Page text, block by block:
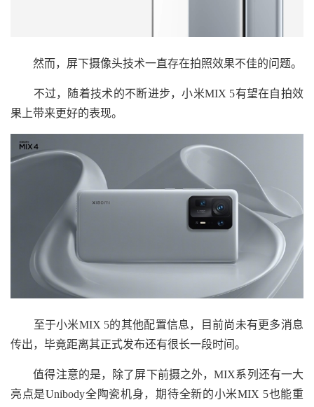
然而，屏下摄像头技术一直存在拍照效果不佳的问题。
不过，随着技术的不断进步，小米MIX 5有望在自拍效
果上带来更好的表现。
至于小米MIX 5的其他配置信息，目前尚未有更多消息
传出，毕竟距离其正式发布还有很长一段时间。
值得注意的是，除了屏下前摄之外，MIX系列还有一大
亮点是Unibody全陶瓷机身，期待全新的小米MIX 5也能重